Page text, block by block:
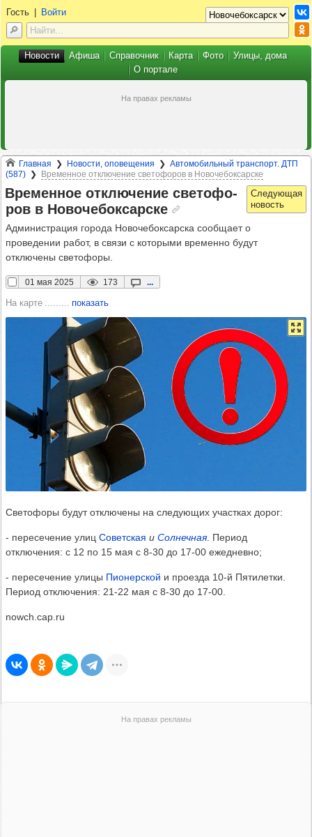
Главная Новости, оповещения
Автомобильный транспорт. ДТП
(587)
Временное отключение светофоров в Новочебоксарске
Вре­мен­ное отклю­че­ние све­то­фо­
ров в Ново­че­бок­сар­ске
Администрация города Новочебоксарска сообщает о
проведении работ, в связи с которыми временно будут
отключены светофоры.
01 мая 2025 173 ...
На карте показать
Светофоры будут отключены на следующих участках дорог:
- пересечение улиц Советская и Солнечная. Период
отключения: с 12 по 15 мая с 8-30 до 17-00 ежедневно;
- пересечение улицы Пионерской и проезда 10-й Пятилетки.
Период отключения: 21-22 мая с 8-30 до 17-00.
nowch.cap.ru
Гость| Войти
Новости Афиша Справочник Карта Фото
Улицы, дома
О портале